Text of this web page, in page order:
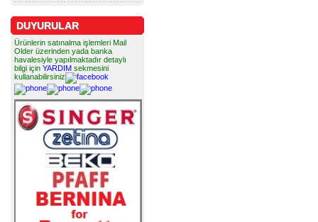
DUYURULAR
Ürünlerin satınalma işlemleri Mail
Older üzerinden yada banka
havalesiyle yapılmaktadır detaylı
bilgi için YARDIM sekmesini
kullanabilirsiniz